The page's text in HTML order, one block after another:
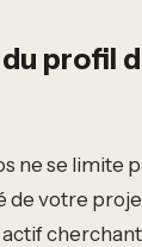
profil
ne se limite
votre